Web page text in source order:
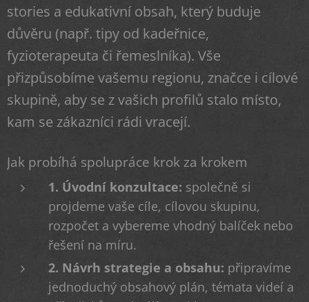
stories a edukativní obsah, který buduje
důvěru (např. tipy od kadeřnice,
fyzioterapeuta či řemeslníka). Vše
přizpůsobíme vašemu regionu, značce i cílové
skupině, aby se z vašich profilů stalo místo,
kam se zákazníci rádi vracejí.
Jak probíhá spolupráce krok za krokem
1. Úvodní konzultace: společně si
projdeme vaše cíle, cílovou skupinu,
rozpočet a vybereme vhodný balíček nebo
řešení na míru.
2. Návrh strategie a obsahu: připravíme
jednoduchý obsahový plán, témata videí a